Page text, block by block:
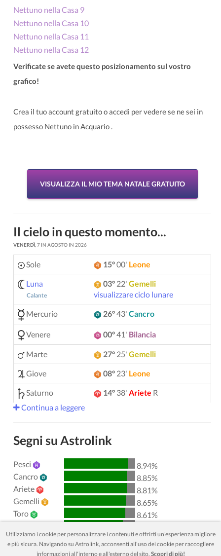
Nettuno nella Casa 9
Nettuno nella Casa 10
Nettuno nella Casa 11
Nettuno nella Casa 12
Verificate se avete questo posizionamento sul vostro
grafico!
Crea il tuo account gratuito o accedi per vedere se ne sei in
possesso Nettuno in Acquario .
VISUALIZZA IL MIO TEMA NATALE GRATUITO
Il cielo in questo momento...
VENERDÌ , 7 IN AGOSTO IN 2026
Sole 15°00' Leone
Luna
Calante
03° 22' Gemelli
visualizzare ciclo lunare
Mercurio 26°43' Cancro
Venere 00°41' Bilancia
Marte 27° 25' Gemelli
Giove 08° 23' Leone
Saturno 14° 38' Ariete R
Urano
Nettuno 04°
Chirone 00°51'Toro
Lilith 25°43'Sagittario
Nodo Nord Acquario
Aspetti attivi sfere
Continua a leggere
Segni su Astrolink
Pesci
8.94%
Cancro
8.85%
Ariete
8.81%
Gemelli
8.65%
Toro
8.61%
Acquario
8.27%
Vergine
8.24%
Utilizziamo i cookie per personalizzare i contenuti e offrirti un'esperienza migliore
e più sicura. Navigando su Astrolink, acconsenti all'uso dei cookie per raccogliere
informazioni all'interno e all'esterno del sito. Scopri di più!